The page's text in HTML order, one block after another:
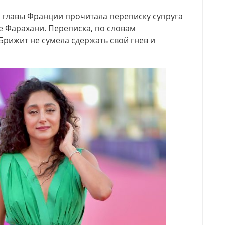
Франции прочитала переписку супруга
Фарахани. Переписка, по словам
не сумела сдержать свой гнев и